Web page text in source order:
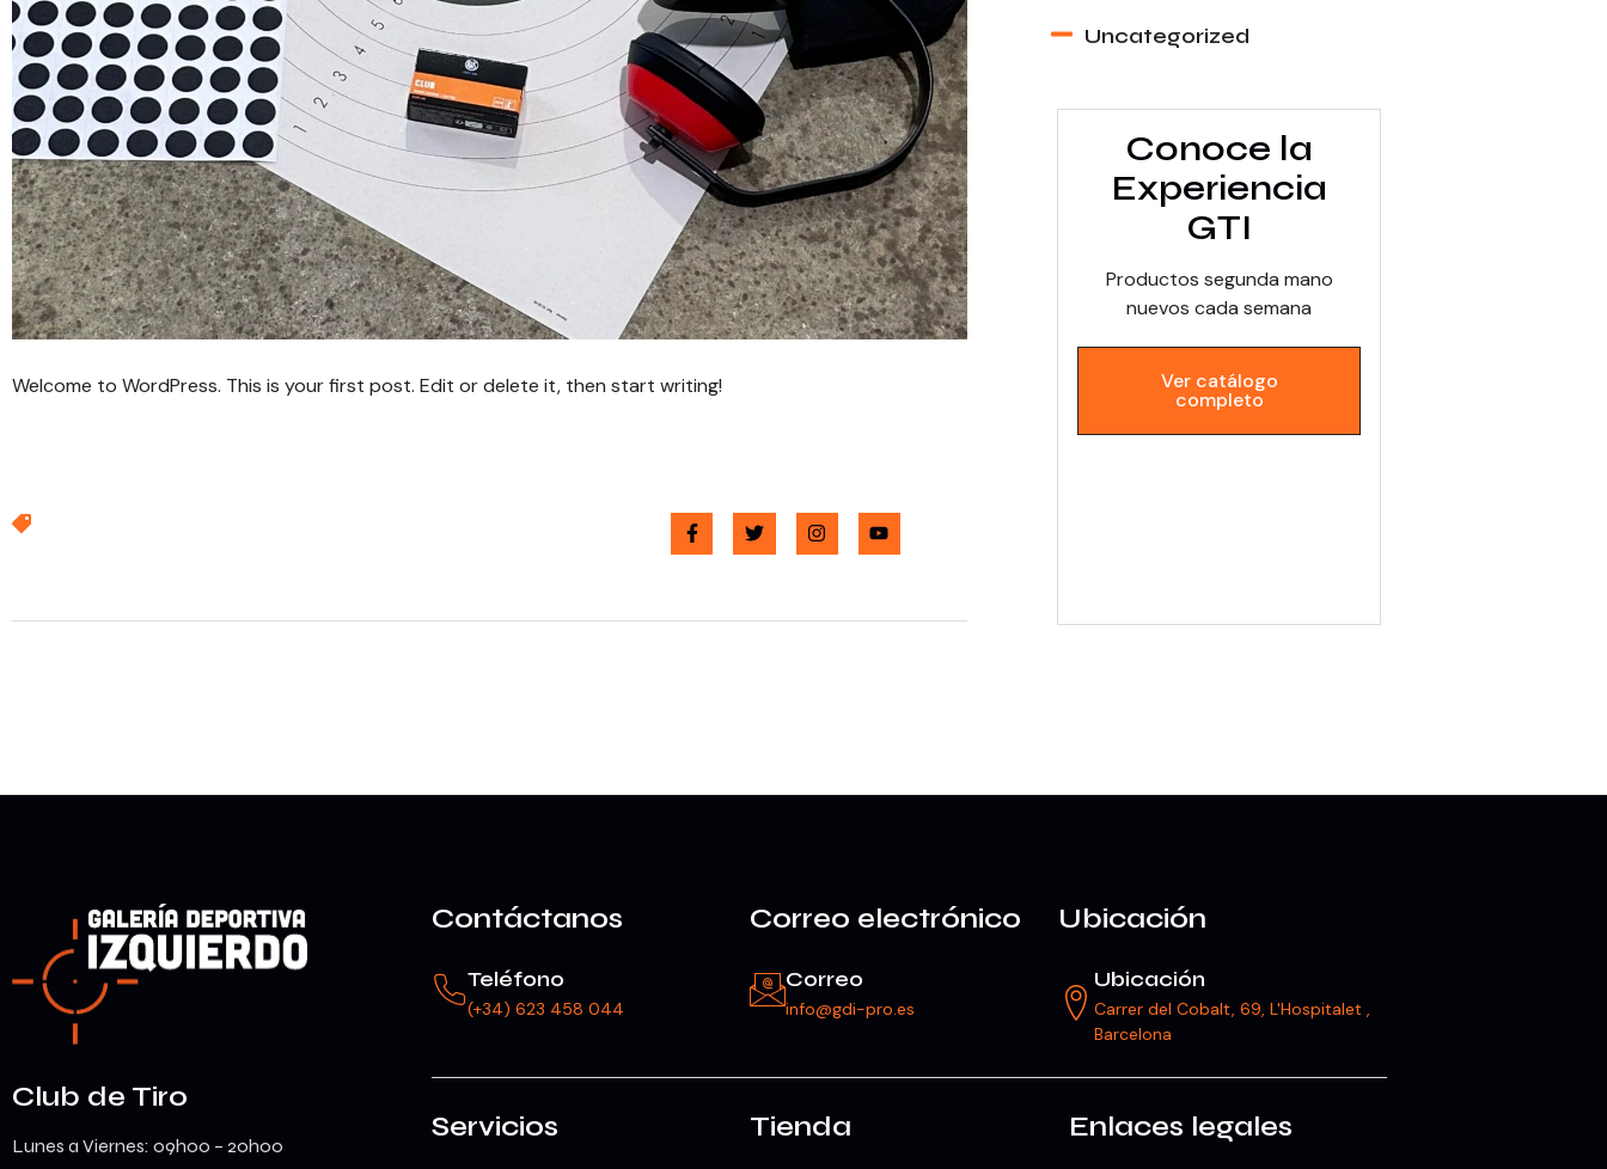
Welcome to WordPress. This is your first post. Edit or delete it, then start writing!
Uncategorized
Conoce la
Experiencia
GTI
Productos segunda mano
nuevos cada semana
Ver catálogo
completo
Club de Tiro
Lunes a Viernes: 09h00 – 20h00
Contáctanos
Teléfono
(+34) 623 458 044
Correo electrónico
Correo
info@gdi-pro.es
Ubicación
Ubicación
Carrer del Cobalt, 69, L'Hospitalet ,
Barcelona
Servicios Tienda Enlaces legales